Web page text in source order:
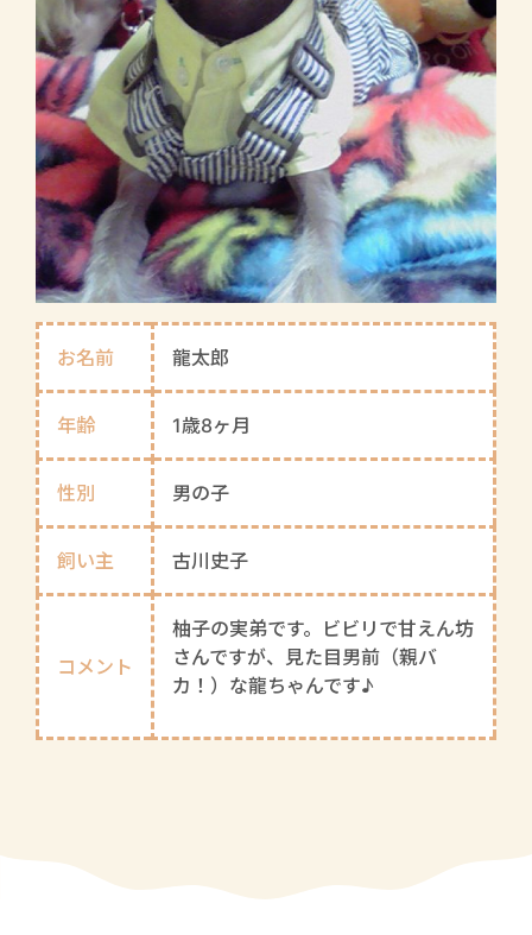
お名前 龍太郎
年齢 1歳8ヶ月
性別 男の子
飼い主 古川史子
コメント
柚子の実弟です。ビビリで甘えん坊
さんですが、見た目男前（親バ
カ！）な龍ちゃんです♪